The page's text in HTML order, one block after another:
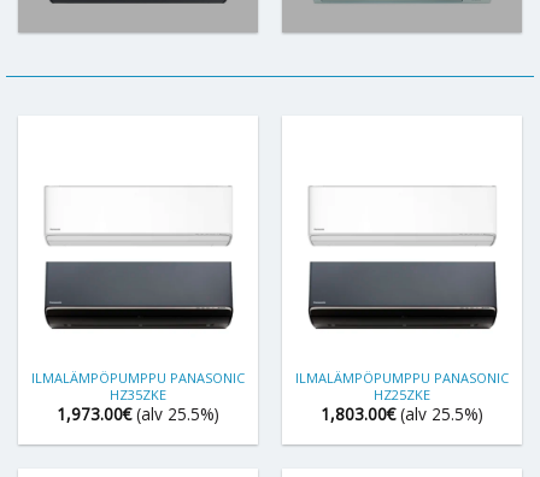
ILMALÄMPÖPUMPPU PANASONIC
HZ35ZKE
1,973.00€ (alv 25.5%)
ILMALÄMPÖPUMPPU PANASONIC
HZ25ZKE
1,803.00€ (alv 25.5%)